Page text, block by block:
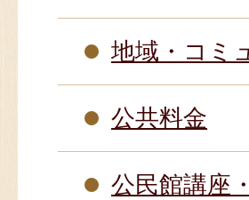
地域・コミ
公共料金
公民館講座